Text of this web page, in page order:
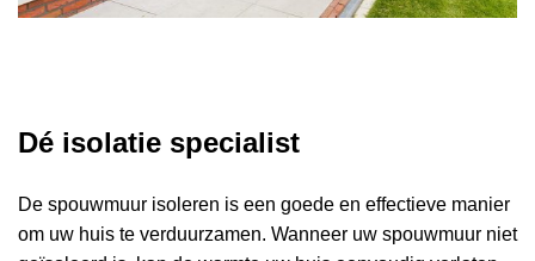
Dé isolatie specialist
De spouwmuur isoleren is een goede en effectieve manier
om uw huis te verduurzamen. Wanneer uw spouwmuur niet